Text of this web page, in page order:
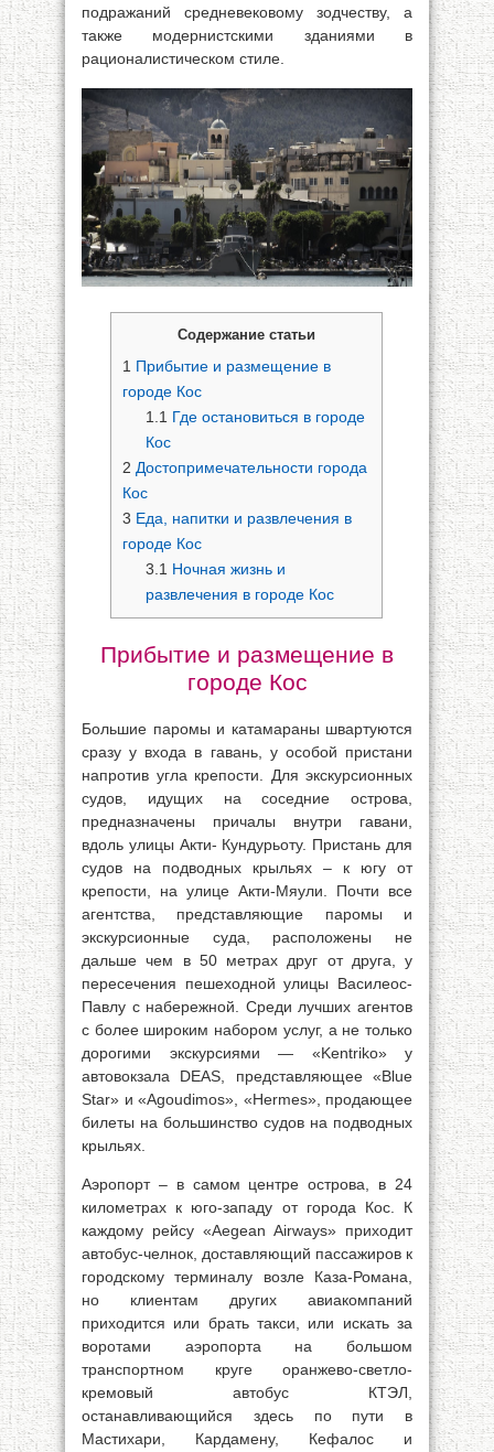
подражаний средневековому зодчеству, а
также модернистскими зданиями в
рационалистическом стиле.
Содержание статьи
1 Прибытие и размещение в
городе Кос
1.1 Где остановиться в городе
Кос
2 Достопримечательности города
Кос
3 Еда, напитки и развлечения в
городе Кос
3.1 Ночная жизнь и
развлечения в городе Кос
Прибытие и размещение в
городе Кос
Большие паромы и катамараны швартуются
сразу у входа в гавань, у особой пристани
напротив угла крепости. Для экскурсионных
судов, идущих на соседние острова,
предназначены причалы внутри гавани,
вдоль улицы Акти- Кундурьоту. Пристань для
судов на подводных крыльях – к югу от
крепости, на улице Акти-Мяули. Почти все
агентства, представляющие паромы и
экскурсионные суда, расположены не
дальше чем в 50 метрах друг от друга, у
пересечения пешеходной улицы Василеос-
Павлу с набережной. Среди лучших агентов
с более широким набором услуг, а не только
дорогими экскурсиями — «Kentriko» у
автовокзала DEAS, представляющее «Blue
Star» и «Agoudimos», «Hermes», продающее
билеты на большинство судов на подводных
крыльях.
Аэропорт – в самом центре острова, в 24
километрах к юго-западу от города Кос. К
каждому рейсу «Aegean Airways» приходит
автобус-челнок, доставляющий пассажиров к
городскому терминалу возле Каза-Романа,
но клиентам других авиакомпаний
приходится или брать такси, или искать за
воротами аэропорта на большом
транспортном круге оранжево-светло-
кремовый автобус КТЭЛ,
останавливающийся здесь по пути в
Мастихари, Кардамену, Кефалос и